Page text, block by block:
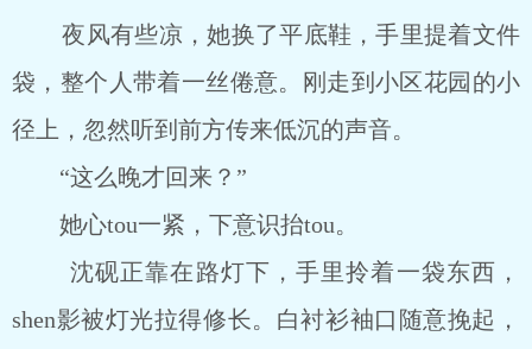
夜风有些凉，她换了平底鞋，手里提着文件
袋，整个人带着一丝倦意。刚走到小区花园的小
径上，忽然听到前方传来低沉的声音。
“这么晚才回来？”
她心tou一紧，下意识抬tou。
沈砚正靠在路灯下，手里拎着一袋东西，
shen影被灯光拉得修长。白衬衫袖口随意挽起，